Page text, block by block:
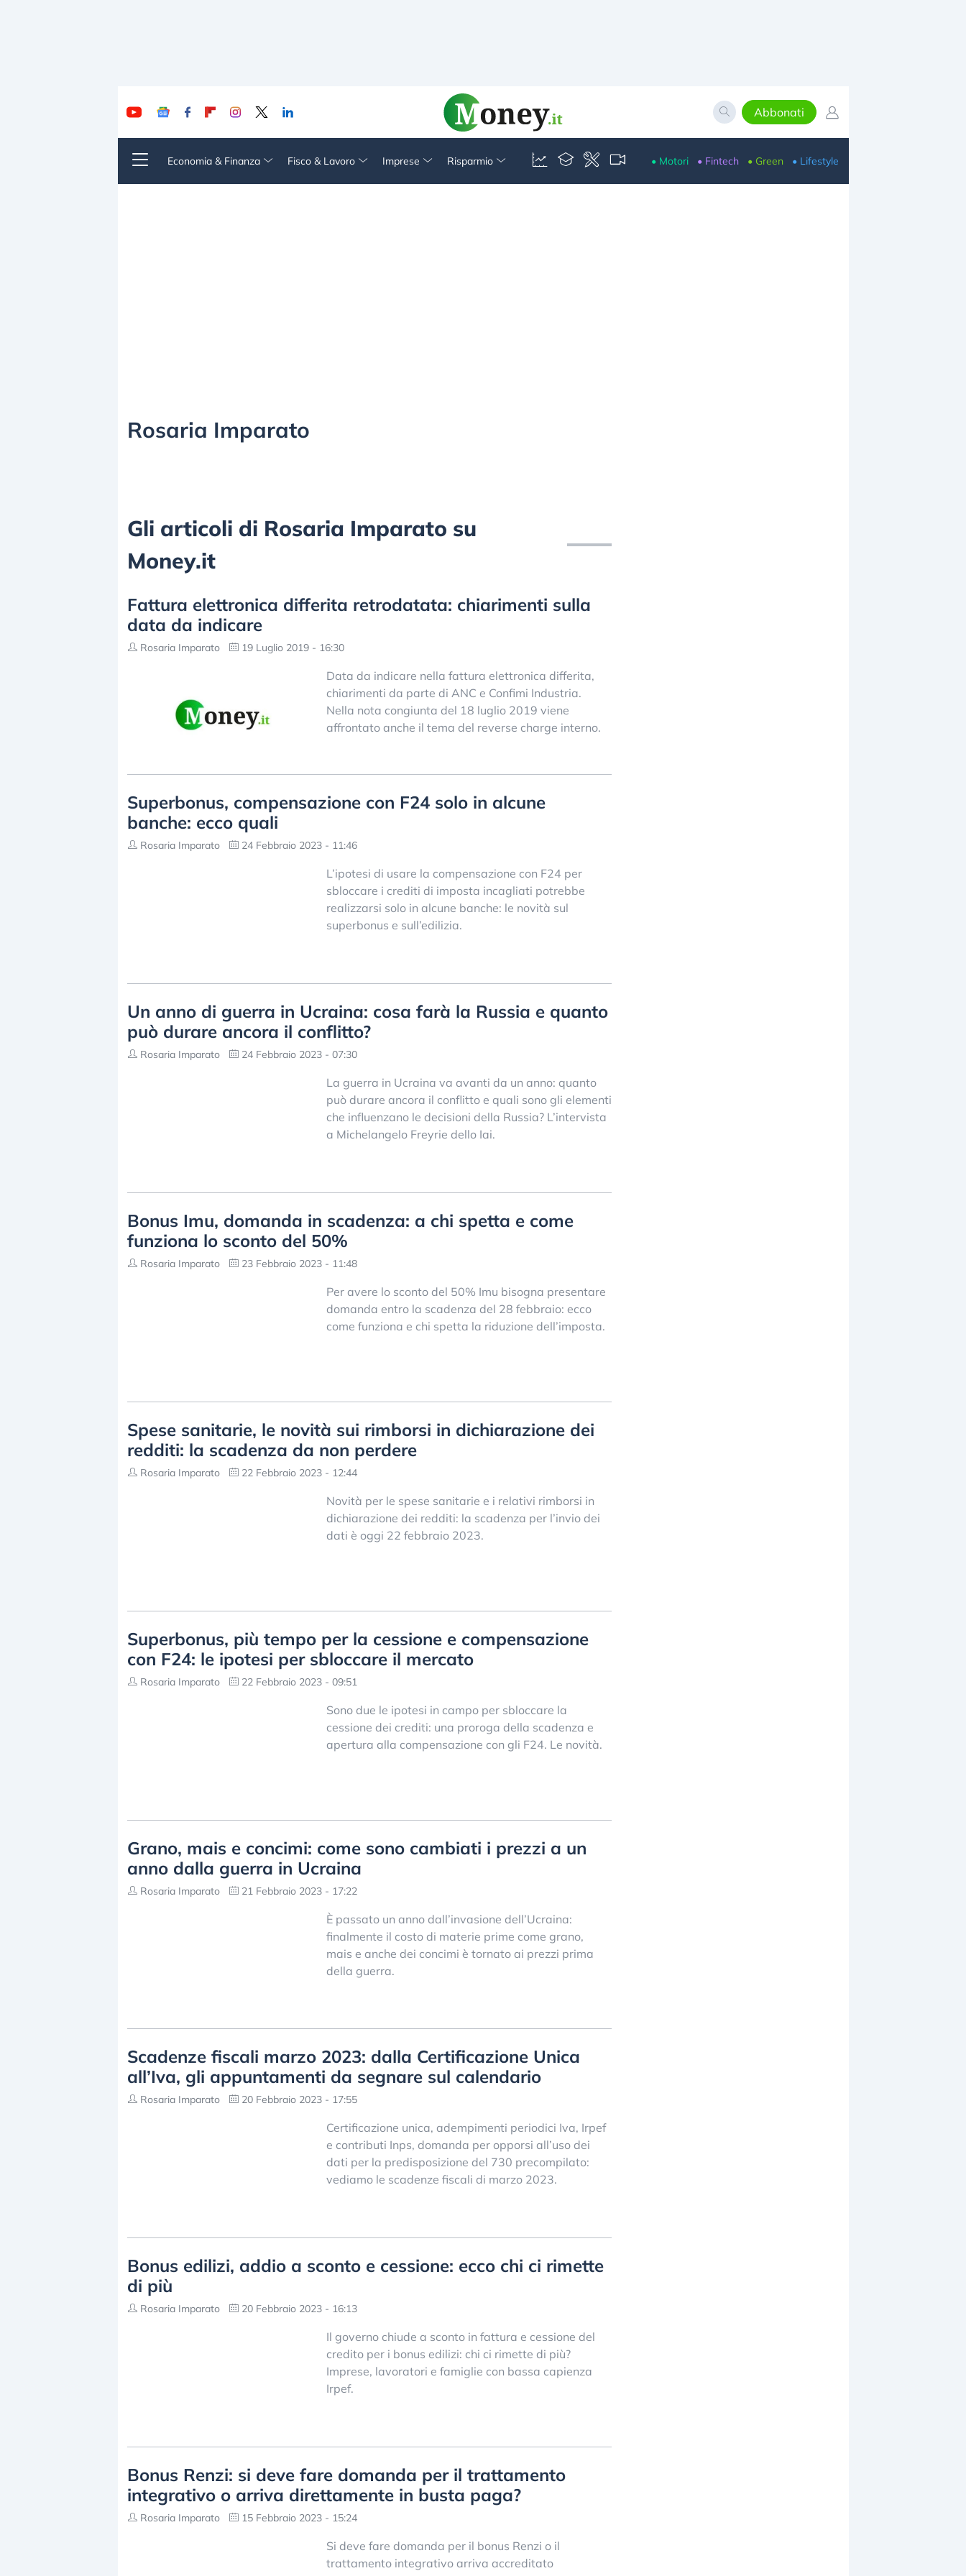
Abbonati
Economia & Finanza Fisco & Lavoro Imprese Risparmio • Motori • Fintech • Green • Lifestyle
Rosaria Imparato
Gli articoli di Rosaria Imparato su
Money.it
Fattura elettronica differita retrodatata: chiarimenti sulla
data da indicare
Rosaria Imparato 19 Luglio 2019 - 16:30
Data da indicare nella fattura elettronica differita,
chiarimenti da parte di ANC e Confimi Industria.
Nella nota congiunta del 18 luglio 2019 viene
affrontato anche il tema del reverse charge interno.
Superbonus, compensazione con F24 solo in alcune
banche: ecco quali
Rosaria Imparato 24 Febbraio 2023 - 11:46
L’ipotesi di usare la compensazione con F24 per
sbloccare i crediti di imposta incagliati potrebbe
realizzarsi solo in alcune banche: le novità sul
superbonus e sull’edilizia.
Un anno di guerra in Ucraina: cosa farà la Russia e quanto
può durare ancora il conflitto?
Rosaria Imparato 24 Febbraio 2023 - 07:30
La guerra in Ucraina va avanti da un anno: quanto
può durare ancora il conflitto e quali sono gli elementi
che influenzano le decisioni della Russia? L’intervista
a Michelangelo Freyrie dello Iai.
Bonus Imu, domanda in scadenza: a chi spetta e come
funziona lo sconto del 50%
Rosaria Imparato 23 Febbraio 2023 - 11:48
Per avere lo sconto del 50% Imu bisogna presentare
domanda entro la scadenza del 28 febbraio: ecco
come funziona e chi spetta la riduzione dell’imposta.
Spese sanitarie, le novità sui rimborsi in dichiarazione dei
redditi: la scadenza da non perdere
Rosaria Imparato 22 Febbraio 2023 - 12:44
Novità per le spese sanitarie e i relativi rimborsi in
dichiarazione dei redditi: la scadenza per l’invio dei
dati è oggi 22 febbraio 2023.
Superbonus, più tempo per la cessione e compensazione
con F24: le ipotesi per sbloccare il mercato
Rosaria Imparato 22 Febbraio 2023 - 09:51
Sono due le ipotesi in campo per sbloccare la
cessione dei crediti: una proroga della scadenza e
apertura alla compensazione con gli F24. Le novità.
Grano, mais e concimi: come sono cambiati i prezzi a un
anno dalla guerra in Ucraina
Rosaria Imparato 21 Febbraio 2023 - 17:22
È passato un anno dall’invasione dell’Ucraina:
finalmente il costo di materie prime come grano,
mais e anche dei concimi è tornato ai prezzi prima
della guerra.
Scadenze fiscali marzo 2023: dalla Certificazione Unica
all’Iva, gli appuntamenti da segnare sul calendario
Rosaria Imparato 20 Febbraio 2023 - 17:55
Certificazione unica, adempimenti periodici Iva, Irpef
e contributi Inps, domanda per opporsi all’uso dei
dati per la predisposizione del 730 precompilato:
vediamo le scadenze fiscali di marzo 2023.
Bonus edilizi, addio a sconto e cessione: ecco chi ci rimette
di più
Rosaria Imparato 20 Febbraio 2023 - 16:13
Il governo chiude a sconto in fattura e cessione del
credito per i bonus edilizi: chi ci rimette di più?
Imprese, lavoratori e famiglie con bassa capienza
Irpef.
Bonus Renzi: si deve fare domanda per il trattamento
integrativo o arriva direttamente in busta paga?
Rosaria Imparato 15 Febbraio 2023 - 15:24
Si deve fare domanda per il bonus Renzi o il
trattamento integrativo arriva accreditato